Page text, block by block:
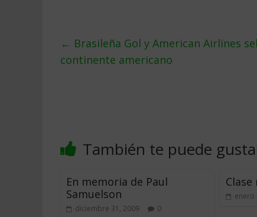
← Brasileña Gol y American Airlines
continente americano
También te puede
En memoria de Paul
Samuelson
diciembre 31, 2009 0
Clase
enero